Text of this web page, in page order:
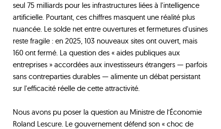
seul 75 milliards pour les infrastructures liées à l'intelligence
artificielle. Pourtant, ces chiffres masquent une réalité plus
nuancée. Le solde net entre ouvertures et fermetures d'usines
reste fragile : en 2025, 103 nouveaux sites ont ouvert, mais
160 ont fermé. La question des « aides publiques aux
entreprises » accordées aux investisseurs étrangers — parfois
sans contreparties durables — alimente un débat persistant
sur l'efficacité réelle de cette attractivité.
Nous avons pu poser la question au Ministre de l’Économie
Roland Lescure. Le gouvernement défend son « choc de